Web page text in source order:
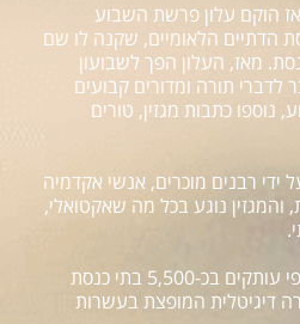
לפני 25 שנה, אז הוקם עלון פרשת השבוע
הדתיים הלאומיים, שקנה לו שם
מאז, העלון הפך לשבועון
לדברי תורה ומדורים קבועים
כתבות מגזין, טורים
ידי רבנים מוכרים, אנשי אקדמיה
והמגזין נוגע בכל מה שאקטואלי,
השבועון מופץ בעשרות אלפי עותקים בכ-5,500 בתי כנסת
דיגיטלית המופצת בעשרות